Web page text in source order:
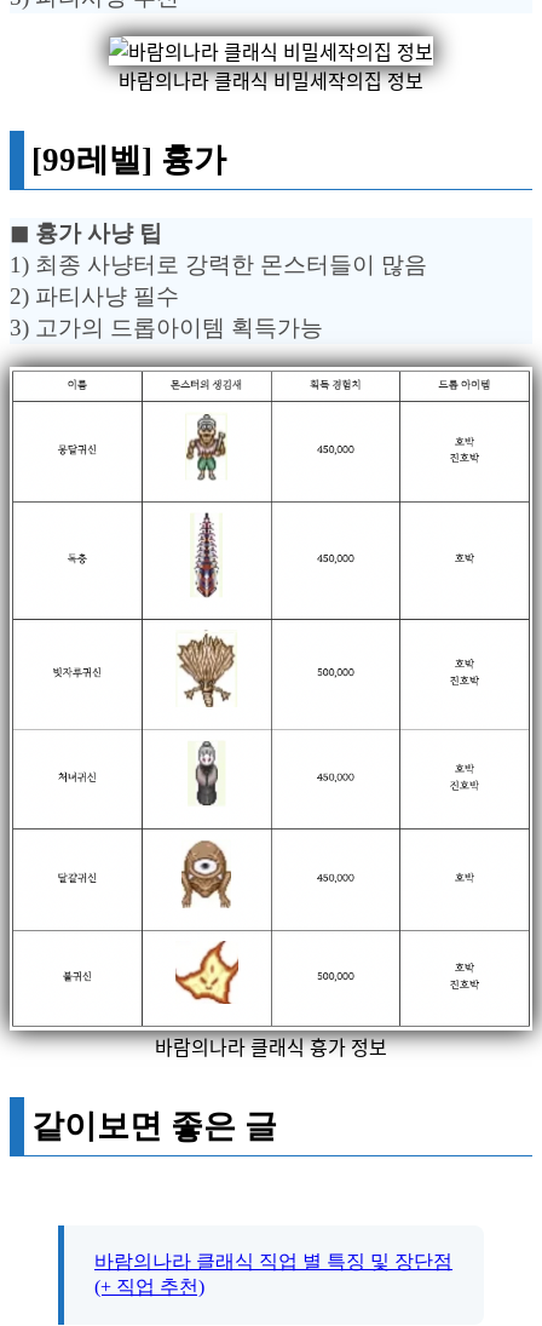
바람의나라 클래식 비밀세작의집 정보
[99레벨] 흉가
◼︎ 흉가 사냥 팁
1) 최종 사냥터로 강력한 몬스터들이 많음
2) 파티사냥 필수
3) 고가의 드롭아이템 획득가능
바람의나라 클래식 흉가 정보
같이보면 좋은 글
바람의나라 클래식 직업 별 특징 및 장단점
(+ 직업 추천)